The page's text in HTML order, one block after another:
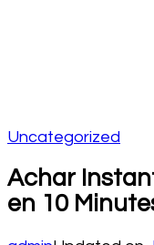
Uncategorized
Achar
en 10